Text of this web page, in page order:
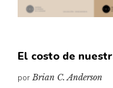
El costo de
porBrian C. Anderson